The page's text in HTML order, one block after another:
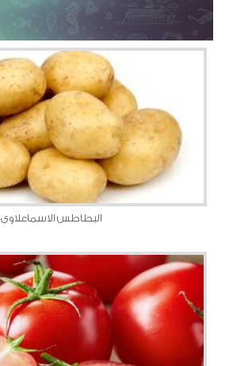
البطاطس الاسماعلاوى